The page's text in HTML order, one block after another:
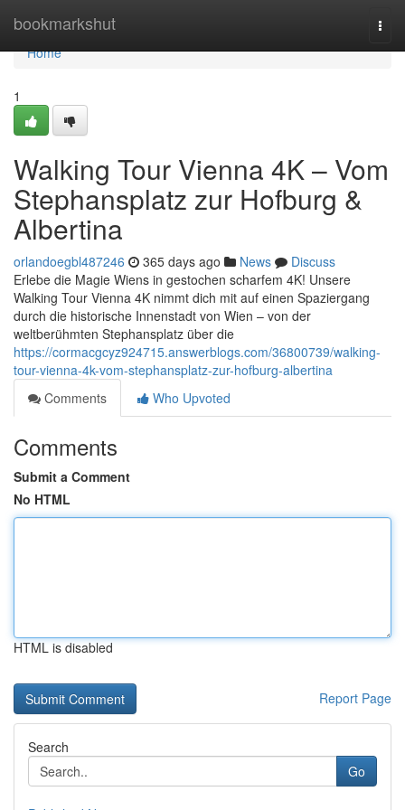
bookmarkshut
Home
Home
1
Walking Tour Vienna 4K – Vom
Stephansplatz zur Hofburg &
Albertina
orlandoegbl487246 365 days ago News
Discuss
Erlebe die Magie Wiens in gestochen scharfem 4K! Unsere
Walking Tour Vienna 4K nimmt dich mit auf einen Spaziergang
durch die historische Innenstadt von Wien – von der
weltberühmten Stephansplatz über die
https://cormacgcyz924715.answerblogs.com/36800739/walking-
tour-vienna-4k-vom-stephansplatz-zur-hofburg-albertina
Comments
Who Upvoted
Comments
Submit a Comment
No HTML
HTML is disabled
Report Page
Search
Go